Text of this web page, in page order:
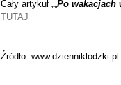
Cały artykuł „„Po wakacjach
TUTAJ
Źródło: www.dzienniklodzki.pl